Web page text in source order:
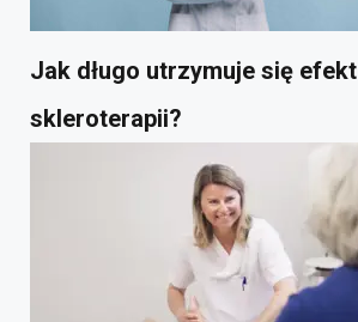
Jak długo utrzymuje się efekt
skleroterapii?